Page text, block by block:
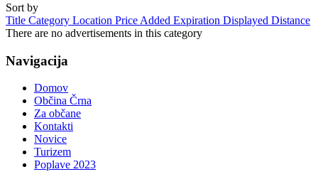
Sort by
Title Category Location Price Added Expiration Displayed Distance
There are no advertisements in this category
Navigacija
Domov
Občina Črna
Za občane
Kontakti
Novice
Turizem
Poplave 2023